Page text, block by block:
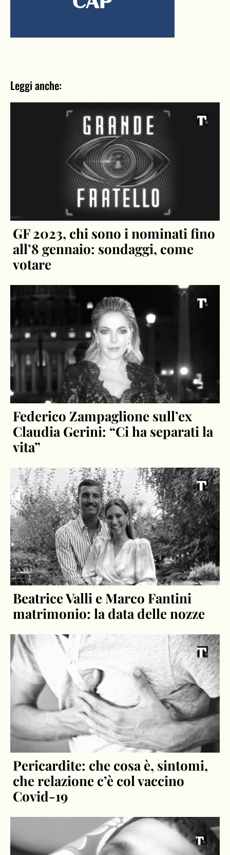
Leggi anche:
GF 2023, chi sono i nominati fino
all’8 gennaio: sondaggi, come
votare
Federico Zampaglione sull’ex
Claudia Gerini: “Ci ha separati la
vita”
Beatrice Valli e Marco Fantini
matrimonio: la data delle nozze
Pericardite: che cosa è, sintomi,
che relazione c’è col vaccino
Covid-19